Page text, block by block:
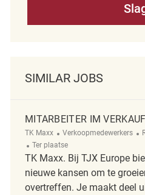
SIMILAR JOBS
MITARBEITER IM
TK Maxx Categorie
Verkoopmedewerkers
Afgelegen
Ter plaatse
TK Maxx. Bij TJX Europe
nieuwe kansen om te
overtreffen. Je maakt deel